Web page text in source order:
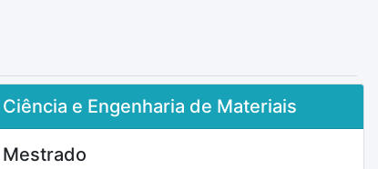
Ciência e Engenharia de Materiais
Mestrado